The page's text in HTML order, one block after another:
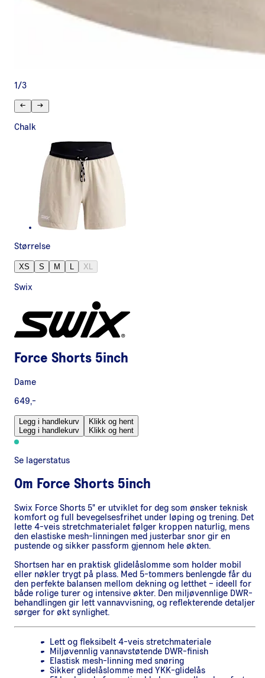
1 /3
Chalk
Størrelse
XS S M L XL
Swix
Force Shorts 5inch
Dame
649,-
Legg i handlekurv
Legg i handlekurv
Klikk og hent
Klikk og hent
Se lagerstatus
Om Force Shorts 5inch
Swix Force Shorts 5" er utviklet for deg som ønsker teknisk
komfort og full bevegelsesfrihet under løping og trening. Det
lette 4-veis stretchmaterialet følger kroppen naturlig, mens
den elastiske mesh-linningen med justerbar snor gir en
pustende og sikker passform gjennom hele økten.
Shortsen har en praktisk glidelåslomme som holder mobil
eller nøkler trygt på plass. Med 5-tommers benlengde får du
den perfekte balansen mellom dekning og letthet – ideell for
både rolige turer og intensive økter. Den miljøvennlige DWR-
behandlingen gir lett vannavvisning, og reflekterende detaljer
sørger for økt synlighet.
Lett og fleksibelt 4-veis stretchmateriale
Miljøvennlig vannavstøtende DWR-finish
Elastisk mesh-linning med snøring
Sikker glidelåslomme med YKK-glidelås